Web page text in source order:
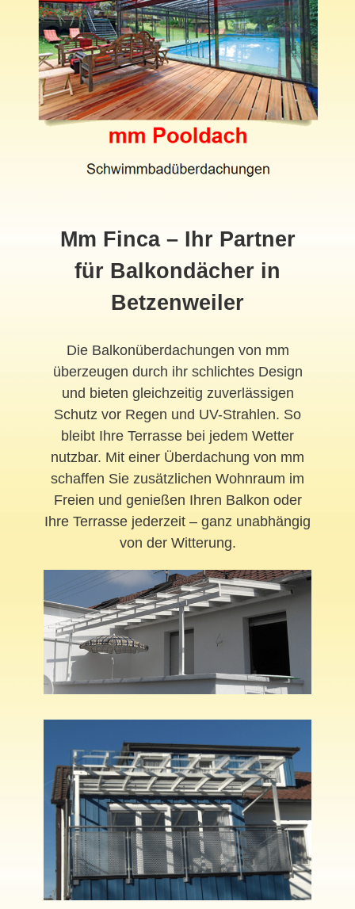
Mm Finca – Ihr Partner
für Balkondächer in
Betzenweiler
Die Balkonüberdachungen von mm
überzeugen durch ihr schlichtes Design
und bieten gleichzeitig zuverlässigen
Schutz vor Regen und UV-Strahlen. So
bleibt Ihre Terrasse bei jedem Wetter
nutzbar. Mit einer Überdachung von mm
schaffen Sie zusätzlichen Wohnraum im
Freien und genießen Ihren Balkon oder
Ihre Terrasse jederzeit – ganz unabhängig
von der Witterung.